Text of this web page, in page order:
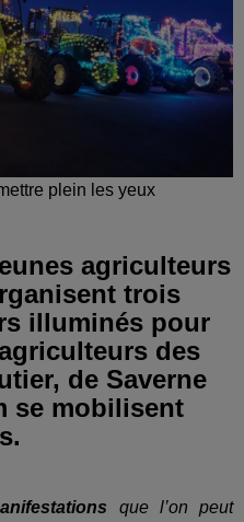
plein les yeux
agriculteurs
trois
illuminés pour
des
de Saverne
se mobilisent
que l’on peut